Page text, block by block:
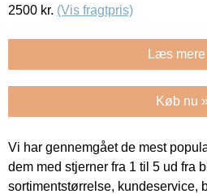
2500 kr. (Vis fragtpris)
Læs
Køb nu
Vi har gennemgået de mest
dem med stjerner fra 1 til 5 ud fra
sortimentstørrelse, kundeservice,